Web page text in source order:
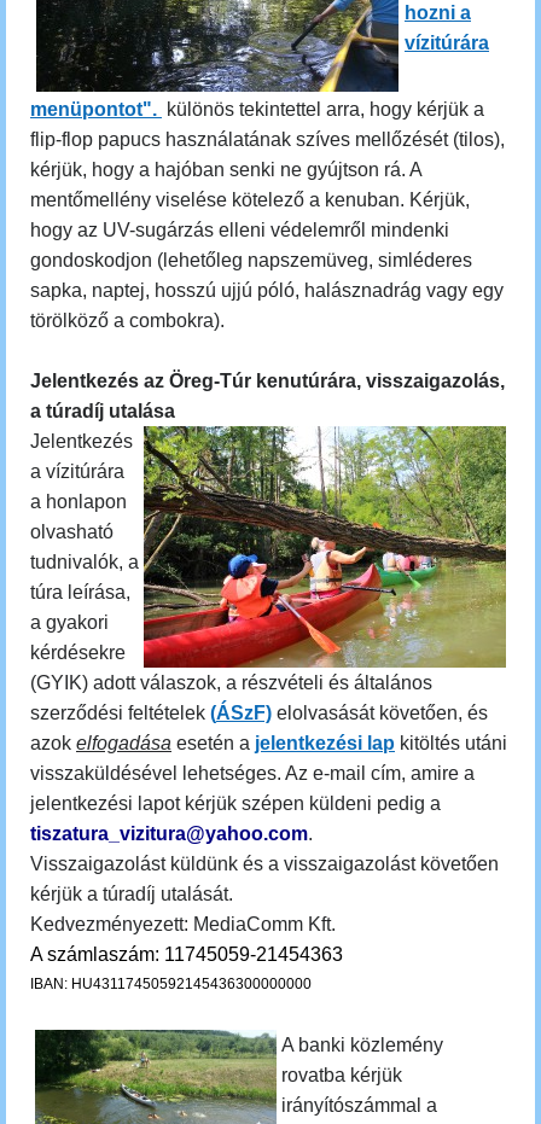
hozni a
vízitúrára
menüpontot". különös tekintettel arra, hogy kérjük a
flip-flop papucs használatának szíves mellőzését (tilos),
kérjük, hogy a hajóban senki ne gyújtson rá. A
mentőmellény viselése kötelező a kenuban. Kérjük,
hogy az UV-sugárzás elleni védelemről mindenki
gondoskodjon (lehetőleg napszemüveg, simléderes
sapka, naptej, hosszú ujjú póló, halásznadrág vagy egy
törölköző a combokra).
Jelentkezés az Öreg-Túr kenutúrára, visszaigazolás,
a túradíj utalása
Jelentkezés
a vízitúrára
a honlapon
olvasható
tudnivalók, a
túra leírása,
a gyakori
kérdésekre
(GYIK) adott válaszok, a részvételi és általános
szerződési feltételek (ÁSzF) elolvasását követően, és
azok elfogadása esetén a jelentkezési lap kitöltés utáni
visszaküldésével lehetséges. Az e-mail cím, amire a
jelentkezési lapot kérjük szépen küldeni pedig a
tiszatura_vizitura@yahoo.com.
Visszaigazolást küldünk és a visszaigazolást követően
kérjük a túradíj utalását.
Kedvezményezett: MediaComm Kft.
A számlaszám: 11745059-21454363
IBAN: HU43117450592145436300000000
A banki közlemény
rovatba kérjük
irányítószámmal a